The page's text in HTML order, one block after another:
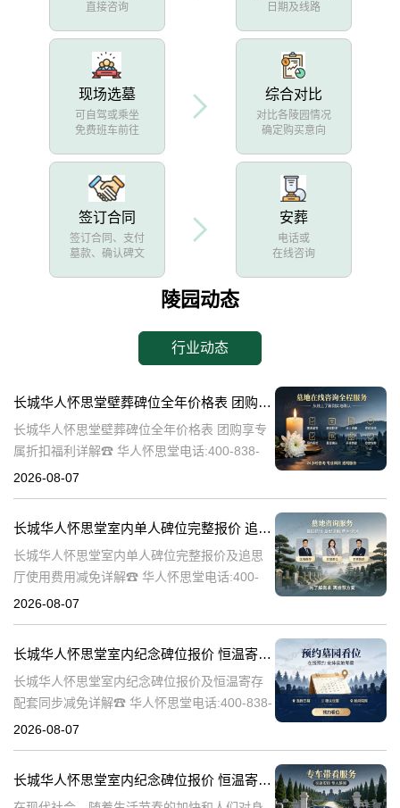
直接咨询
日期及线路
现场选墓
可自驾或乘坐
免费班车前往
综合对比
对比各陵园情况
确定购买意向
签订合同
签订合同、支付
墓款、确认碑文
安葬
电话或
在线咨询
陵园动态
行业动态
长城华人怀思堂壁葬碑位全年价格表 团购享专属折扣福利详解
长城华人怀思堂壁葬碑位全年价格表 团购享专
属折扣福利详解☎ 华人怀思堂电话:400-838-
5063随着社会的发展和人们观念的变化，越来
2026-08-07
长城华人怀思堂室内单人碑位完整报价 追思厅使用费用减免详解
长城华人怀思堂室内单人碑位完整报价及追思
厅使用费用减免详解☎ 华人怀思堂电话:400-
838-5063引言随着社会的发展和人们生活水平
2026-08-07
长城华人怀思堂室内纪念碑位报价 恒温寄存配套同步减免详解
长城华人怀思堂室内纪念碑位报价及恒温寄存
配套同步减免详解☎ 华人怀思堂电话:400-838-
5063一、引言随着社会的发展和人们生活水平
2026-08-07
长城华人怀思堂室内纪念碑位报价 恒温寄存配套同步减免详解